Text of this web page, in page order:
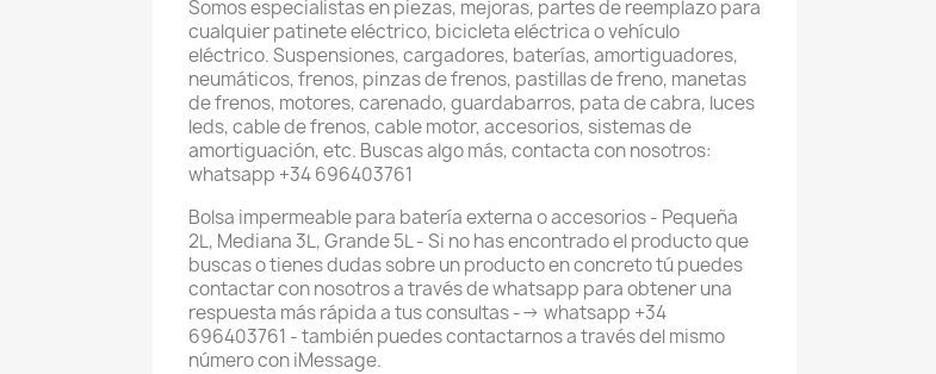
Somos especialistas en piezas, mejoras, partes de reemplazo para
cualquier patinete eléctrico, bicicleta eléctrica o vehículo
eléctrico. Suspensiones, cargadores, baterías, amortiguadores,
neumáticos, frenos, pinzas de frenos, pastillas de freno, manetas
de frenos, motores, carenado, guardabarros, pata de cabra, luces
leds, cable de frenos, cable motor, accesorios, sistemas de
amortiguación, etc. Buscas algo más, contacta con nosotros:
whatsapp +34 696403761
Bolsa impermeable para batería externa o accesorios - Pequeña
2L, Mediana 3L, Grande 5L - Si no has encontrado el producto que
buscas o tienes dudas sobre un producto en concreto tú puedes
contactar con nosotros a través de whatsapp para obtener una
respuesta más rápida a tus consultas --> whatsapp +34
696403761 - también puedes contactarnos a través del mismo
número con iMessage.